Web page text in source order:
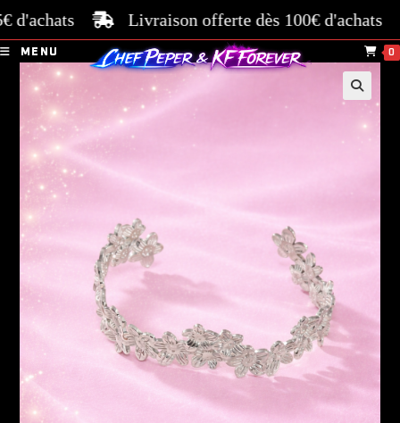
Livraison offerte dès 100€ d'achats
MENU 0